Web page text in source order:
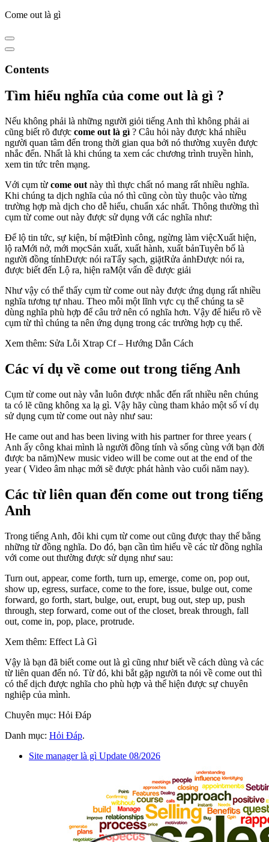
Come out là gì
Contents
Tìm hiểu nghĩa của come out là gì ?
Nếu không phải là những người giỏi tiếng Anh thì không phải ai
cũng biết rõ được come out là gì ? Câu hỏi này được khá nhiều
người quan tâm đến trong thời gian qua bởi nó thường xuyên được
nhắc đến. Nhất là khi chúng ta xem các chương trình truyền hình,
xem tin tức trên mạng.
Với cụm từ come out này thì thực chất nó mang rất nhiều nghĩa.
Khi chúng ta dịch nghĩa của nó thì cũng còn tùy thuộc vào từng
trường hợp mà dịch cho dễ hiểu, chuẩn xác nhất. Thông thường thì
cụm từ come out này được sử dụng với các nghĩa như:
Để lộ tin tức, sự kiện, bí mậtĐình công, ngừng làm việcXuất hiện,
lộ raMới nở, mới mọcSản xuất, xuất hành, xuất bảnTuyên bố là
người đồng tínhĐược nói raTẩy sạch, giặtRửa ảnhĐược nói ra,
được biết đến Lộ ra, hiện raMột vấn đề được giải
Như vậy có thể thấy cụm từ come out này được ứng dụng rất nhiều
nghĩa tương tự nhau. Theo mỗi một lĩnh vực cụ thể chúng ta sẽ
dùng nghĩa phù hợp để câu trở nên có nghĩa hơn. Vậy để hiểu rõ về
cụm từ thì chúng ta nên ứng dụng trong các trường hợp cụ thể.
Xem thêm: Sửa Lỗi Xtrap Cf – Hướng Dẫn Cách
Các ví dụ về come out trong tiếng Anh
Cụm từ come out này vẫn luôn được nhắc đến rất nhiều nên chúng
ta có lẽ cũng không xa lạ gì. Vậy hãy cùng tham khảo một số ví dụ
sử dụng cụm từ come out này như sau:
He came out and has been living with his partner for three years (
Anh ấy công khai mình là người đồng tính và sống cùng với bạn đời
được ba năm)New music video will be come out at the end of the
year ( Video âm nhạc mới sẽ được phát hành vào cuối năm nay).
Các từ liên quan đến come out trong tiếng
Anh
Trong tiếng Anh, đôi khi cụm từ come out cũng được thay thế bằng
những từ đồng nghĩa. Do đó, bạn cần tìm hiểu về các từ đồng nghĩa
với come out thường được sử dụng như sau:
Turn out, appear, come forth, turn up, emerge, come on, pop out,
show up, egress, surface, come to the fore, issue, bulge out, come
forward, go forth, start, bulge, out, erupt, bug out, step up, push
through, step forward, come out of the closet, break through, fall
out, come in, pop, place, protrude.
Xem thêm: Effect Là Gì
Vậy là bạn đã biết come out là gì cũng như biết về cách dùng và các
từ liên quan đến nó. Từ đó, khi bắt gặp người ta nói về come out thì
có thể dịch được nghĩa cho phù hợp và thể hiện được sự chuyên
nghiệp của mình.
Chuyên mục: Hỏi Đáp
Danh mục: Hỏi Đáp.
Site manager là gì Update 08/2026